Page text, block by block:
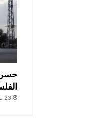
حسن
23 نوفمبر، 2024